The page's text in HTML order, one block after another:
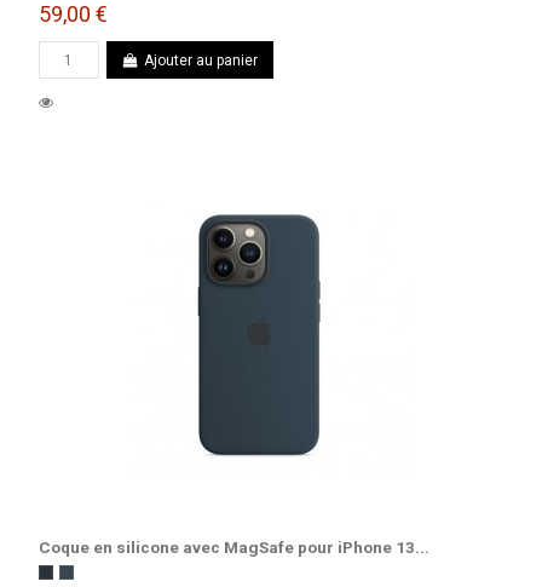
59,00 €
Ajouter au panier
Coque en silicone avec MagSafe pour iPhone 13...
MinuitBleu abysse